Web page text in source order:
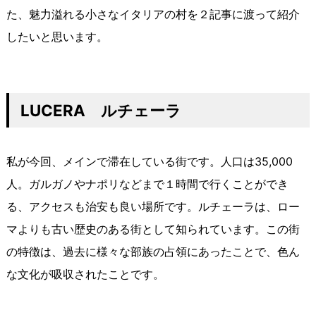
た、魅力溢れる小さなイタリアの村を２記事に渡って紹介
したいと思います。
LUCERA ルチェーラ
私が今回、メインで滞在している街です。人口は35,000
人。ガルガノやナポリなどまで１時間で行くことができ
る、アクセスも治安も良い場所です。ルチェーラは、ロー
マよりも古い歴史のある街として知られています。この街
の特徴は、過去に様々な部族の占領にあったことで、色ん
な文化が吸収されたことです。